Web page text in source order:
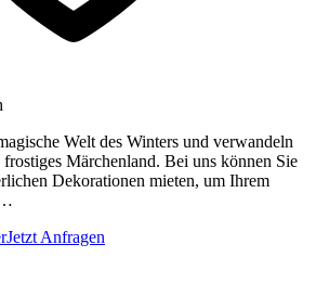
Welt des Winters und verwandeln
Märchenland. Bei uns können Sie
Dekorationen mieten, um Ihrem
Jetzt Anfragen